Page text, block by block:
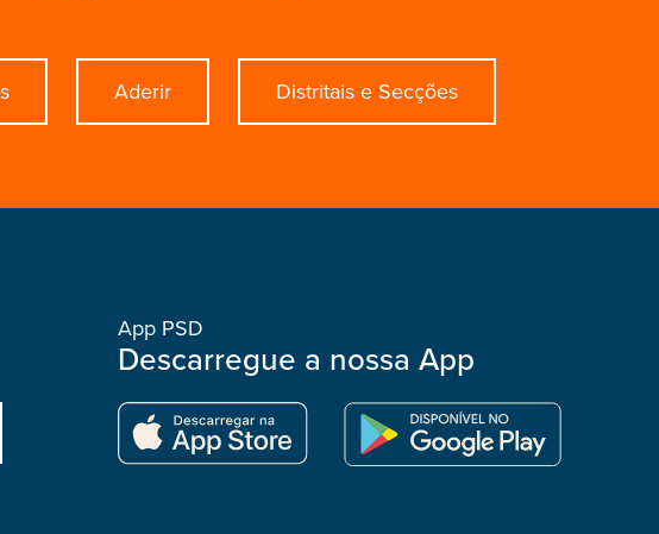
Aderir Distritais e Secções
App PSD
Descarregue a nossa App